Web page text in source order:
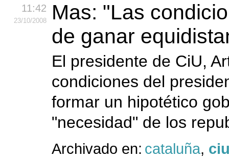
11:42
23/10/2008
Mas: "Las
de ganar
El presidente de CiU,
condiciones del
formar un hipotético
"necesidad" de los
Archivado en: cataluña,